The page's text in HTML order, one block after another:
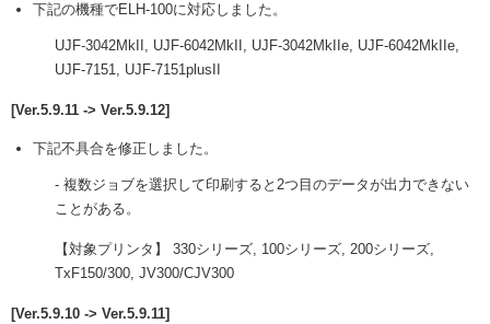
下記の機種でELH-100に対応しました。
UJF-3042MkII, UJF-6042MkII, UJF-3042MkIIe, UJF-6042MkIIe,
UJF-7151, UJF-7151plusII
[Ver.5.9.11 -> Ver.5.9.12]
下記不具合を修正しました。
- 複数ジョブを選択して印刷すると2つ目のデータが出力できない
ことがある。
【対象プリンタ】 330シリーズ, 100シリーズ, 200シリーズ,
TxF150/300, JV300/CJV300
[Ver.5.9.10 -> Ver.5.9.11]